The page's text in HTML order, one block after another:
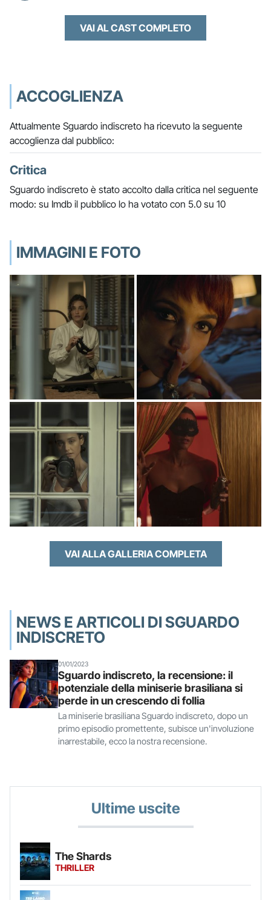
VAI AL CAST COMPLETO
ACCOGLIENZA
Attualmente Sguardo indiscreto ha ricevuto la seguente
accoglienza dal pubblico:
Critica
Sguardo indiscreto è stato accolto dalla critica nel seguente
modo: su Imdb il pubblico lo ha votato con 5.0 su 10
IMMAGINI E FOTO
VAI ALLA GALLERIA COMPLETA
NEWS E ARTICOLI DI SGUARDO
INDISCRETO
01/01/2023
Sguardo indiscreto, la recensione: il
potenziale della miniserie brasiliana si
perde in un crescendo di follia
La miniserie brasiliana Sguardo indiscreto, dopo un
primo episodio promettente, subisce un'involuzione
inarrestabile, ecco la nostra recensione.
Ultime uscite
The Shards
THRILLER